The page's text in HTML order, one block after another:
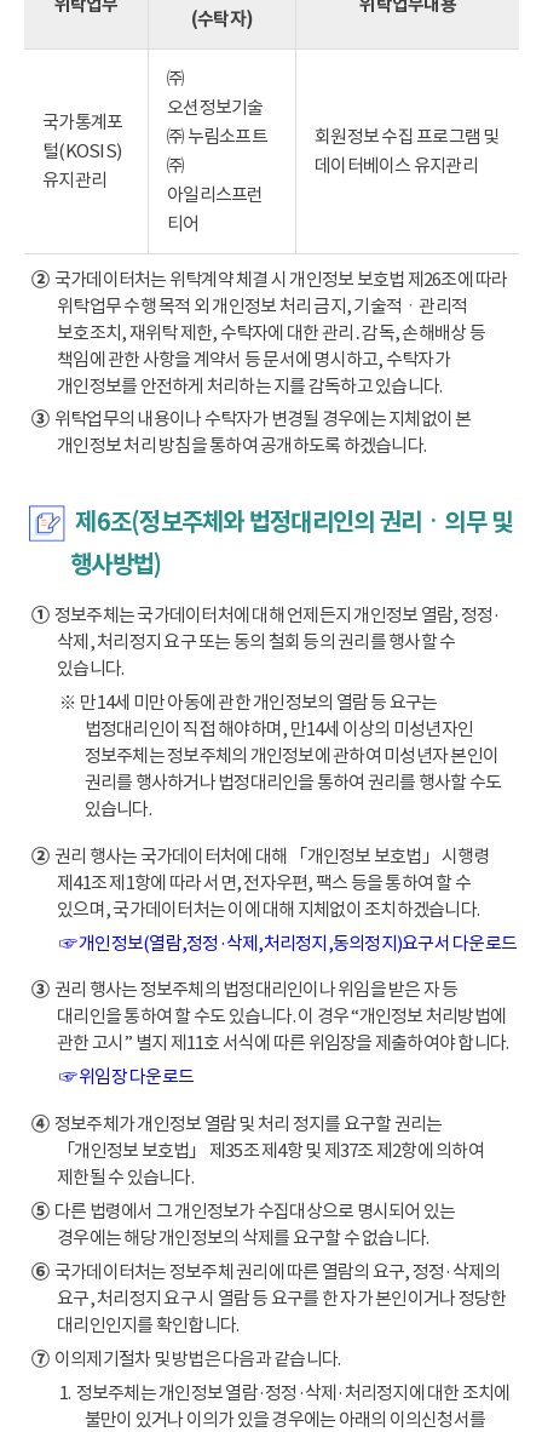
(수탁자)
국가통계포
털(KOSIS)
유지관리
㈜
오션정보기술
㈜ 누림소프트
㈜
아일리스프런
티어
회원정보 수집 프로그램 및
데이터베이스 유지관리
②국가데이터처는 위탁계약 체결 시 개인정보 보호법 제26조에 따라
위탁업무 수행 목적 외 개인정보 처리 금지, 기술적ㆍ관리적
보호조치, 재위탁 제한, 수탁자에 대한 관리․감독, 손해배상 등
책임에 관한 사항을 계약서 등 문서에 명시하고, 수탁자가
개인정보를 안전하게 처리하는 지를 감독하고 있습니다.
③위탁업무의 내용이나 수탁자가 변경될 경우에는 지체없이 본
개인정보 처리 방침을 통하여 공개하도록 하겠습니다.
제6조(정보주체와 법정대리인의 권리ㆍ의무 및
행사방법)
①정보주체는 국가데이터처에 대해 언제든지 개인정보 열람, 정정·
삭제, 처리정지 요구 또는 동의 철회 등의 권리를 행사할 수
있습니다.
※ 만14세 미만 아동에 관한 개인정보의 열람 등 요구는
법정대리인이 직접 해야하며, 만14세 이상의 미성년자인
정보주체는 정보주체의 개인정보에 관하여 미성년자 본인이
권리를 행사하거나 법정대리인을 통하여 권리를 행사할 수도
있습니다.
②권리 행사는 국가데이터처에 대해 「개인정보 보호법」 시행령
제41조 제1항에 따라 서면, 전자우편, 팩스 등을 통하여 할 수
있으며, 국가데이터처는 이에 대해 지체없이 조치하겠습니다.
☞ 개인정보(열람,정정·삭제,처리정지,동의정지)요구서 다운로드
③권리 행사는 정보주체의 법정대리인이나 위임을 받은 자 등
대리인을 통하여 할 수도 있습니다. 이 경우 “개인정보 처리방법에
관한 고시” 별지 제11호 서식에 따른 위임장을 제출하여야 합니다.
☞ 위임장 다운로드
④정보주체가 개인정보 열람 및 처리 정지를 요구할 권리는
「개인정보 보호법」 제35조 제4항 및 제37조 제2항에 의하여
제한될 수 있습니다.
⑤다른 법령에서 그 개인정보가 수집대상으로 명시되어 있는
경우에는 해당 개인정보의 삭제를 요구할 수 없습니다.
⑥국가데이터처는 정보주체 권리에 따른 열람의 요구, 정정·삭제의
요구, 처리정지 요구 시 열람 등 요구를 한 자가 본인이거나 정당한
대리인인지를 확인합니다.
⑦이의제기절차 및 방법은 다음과 같습니다.
1. 정보주체는 개인정보 열람·정정·삭제·처리정지에 대한 조치에
불만이 있거나 이의가 있을 경우에는 아래의 이의신청서를